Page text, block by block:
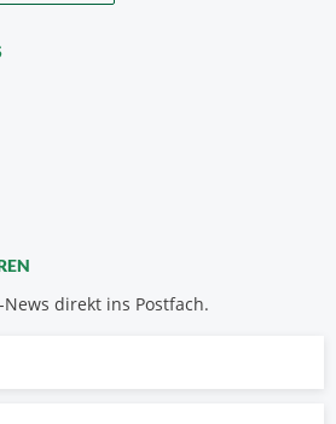
direkt ins Postfach.